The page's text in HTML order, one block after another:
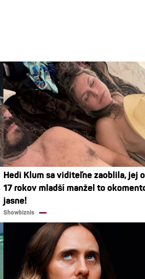
Hedi Klum sa viditeľne zaoblila, jej o
17 rokov mladší manžel to
jasne!
Showbiznis